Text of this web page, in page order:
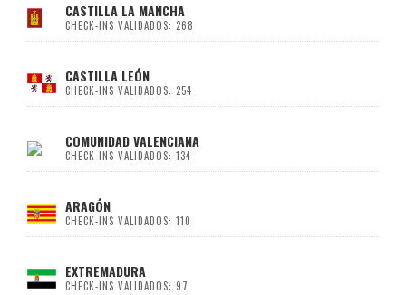
CASTILLA LA MANCHA
CHECK-INS VALIDADOS: 268
CASTILLA LEÓN
CHECK-INS VALIDADOS: 254
COMUNIDAD VALENCIANA
CHECK-INS VALIDADOS: 134
ARAGÓN
CHECK-INS VALIDADOS: 110
EXTREMADURA
CHECK-INS VALIDADOS: 97